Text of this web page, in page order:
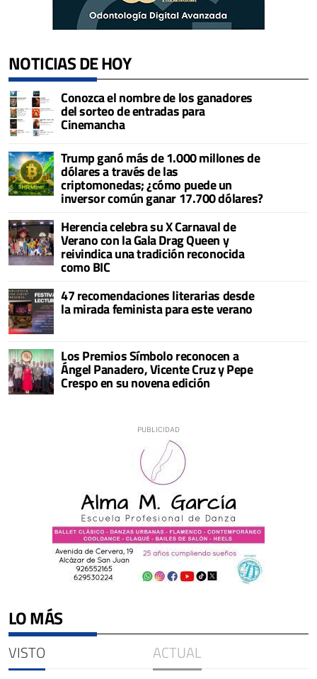
NOTICIAS DE HOY
Conozca el nombre de los ganadores
del sorteo de entradas para
Cinemancha
Trump ganó más de 1.000 millones de
dólares a través de las
criptomonedas; ¿cómo puede un
inversor común ganar 17.700 dólares?
Herencia celebra su X Carnaval de
Verano con la Gala Drag Queen y
reivindica una tradición reconocida
como BIC
47 recomendaciones literarias desde
la mirada feminista para este verano
Los Premios Símbolo reconocen a
Ángel Panadero, Vicente Cruz y Pepe
Crespo en su novena edición
LO MÁS
VISTO ACTUAL